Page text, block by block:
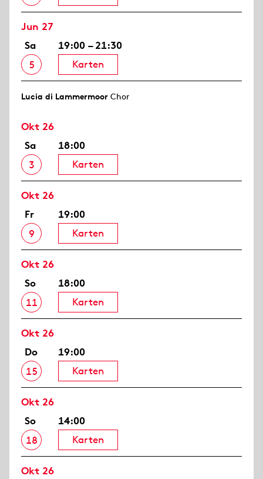
Jun 27
Sa
5
19:00 – 21:30
Karten
Lucia di Lammermoor Chor
Okt 26
Sa
3
18:00
Karten
Okt 26
Fr
9
19:00
Karten
Okt 26
So
11
18:00
Karten
Okt 26
Do
15
19:00
Karten
Okt 26
So
18
14:00
Karten
Okt 26